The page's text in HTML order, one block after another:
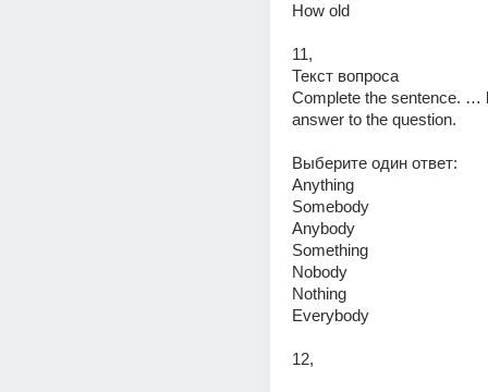
How old
11,
Текст вопроса
Complete the sentence. …
answer to the question.
Выберите один ответ:
Anything
Somebody
Anybody
Something
Nobody
Nothing
Everybody
12,